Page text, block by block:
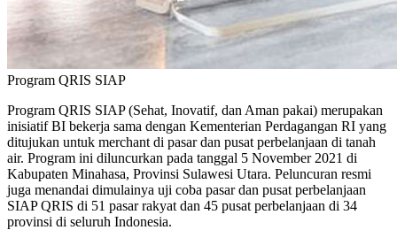
Program QRIS SIAP
Program QRIS SIAP (Sehat, Inovatif, dan Aman pakai) merupakan
inisiatif BI bekerja sama dengan Kementerian Perdagangan RI yang
ditujukan untuk merchant di pasar dan pusat perbelanjaan di tanah
air. Program ini diluncurkan pada tanggal 5 November 2021 di
Kabupaten Minahasa, Provinsi Sulawesi Utara. Peluncuran resmi
juga menandai dimulainya uji coba pasar dan pusat perbelanjaan
SIAP QRIS di 51 pasar rakyat dan 45 pusat perbelanjaan di 34
provinsi di seluruh Indonesia.